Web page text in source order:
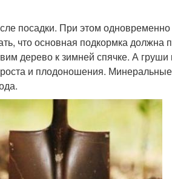
посадки. При этом одновременно
что основная подкормка должна
дерево к зимней спячке. А груши
и плодоношения.